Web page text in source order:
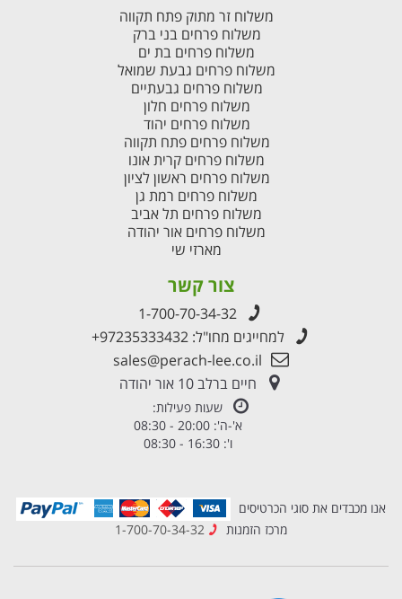
משלוח זר מתוק פתח תקווה
משלוח פרחים בני ברק
משלוח פרחים בת ים
משלוח פרחים גבעת שמואל
משלוח פרחים גבעתיים
משלוח פרחים חלון
משלוח פרחים יהוד
משלוח פרחים פתח תקווה
משלוח פרחים קרית אונו
משלוח פרחים ראשון לציון
משלוח פרחים רמת גן
משלוח פרחים תל אביב
משלוח פרחים אור יהודה
מארזי שי
צור קשר
1-700-70-34-32
למחייגים מחו"ל:+97235333432
sales@perach-lee.co.il
חיים ברלב 10 אור יהודה
שעות פעילות:
א'-ה': 20:00 - 08:30
ו': 16:30 - 08:30
אנו מכבדים את סוגי הכרטיסים
מרכז הזמנות